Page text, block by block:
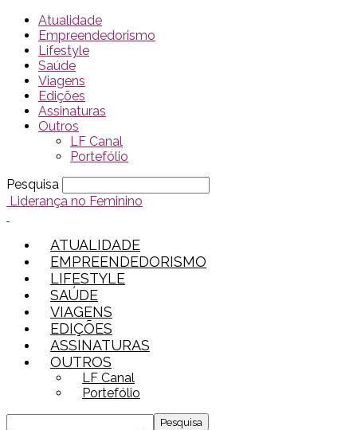
Atualidade
Empreendedorismo
Lifestyle
Saúde
Viagens
Edições
Assinaturas
Outros
LF Canal
Portefólio
Pesquisa
Liderança no Feminino
ATUALIDADE
EMPREENDEDORISMO
LIFESTYLE
SAÚDE
VIAGENS
EDIÇÕES
ASSINATURAS
OUTROS
LF Canal
Portefólio